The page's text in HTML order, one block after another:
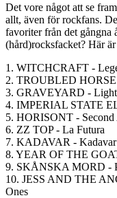
Det vore något att se
allt, även för rockfans.
favoriter från det gångna
(hård)rocksfacket? Här
1. WITCHCRAFT -
2. TROUBLED HORSE
3. GRAVEYARD -
4. IMPERIAL STATE
5. HORISONT - Second
6. ZZ TOP - La Futura
7. KADAVAR - Kadavar
8. YEAR OF THE
9. SKÅNSKA MORD -
10. JESS AND THE
Ones